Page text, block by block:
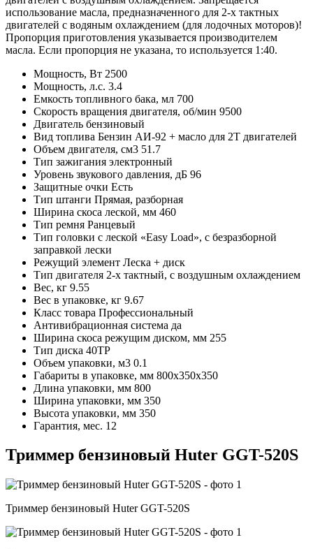
использование масла, предназначенного для 2-х тактных
двигателей с водяным охлаждением (для лодочных моторов)!
Пропорция приготовления указывается производителем
масла. Если пропорция не указана, то используется 1:40.
Мощность, Вт 2500
Мощность, л.с. 3.4
Емкость топливного бака, мл 700
Скорость вращения двигателя, об/мин 9500
Двигатель бензиновый
Вид топлива Бензин АИ-92 + масло для 2Т двигателей
Объем двигателя, см3 51.7
Тип зажигания электронный
Уровень звукового давления, дБ 96
Защитные очки Есть
Тип штанги Прямая, разборная
Ширина скоса леской, мм 460
Тип ремня Ранцевый
Тип головки с леской «Easy Load», с безразборной
заправкой лески
Режущий элемент Леска + диск
Тип двигателя 2-х тактный, с воздушным охлаждением
Вес, кг 9.55
Вес в упаковке, кг 9.67
Класс товара Профессиональный
Антивибрационная система да
Ширина скоса режущим диском, мм 255
Тип диска 40ТР
Объем упаковки, м3 0.1
Габариты в упаковке, мм 800x350x350
Длина упаковки, мм 800
Ширина упаковки, мм 350
Высота упаковки, мм 350
Гарантия, мес. 12
Триммер бензиновый Huter GGT-520S
Триммер бензиновый Huter GGT-520S